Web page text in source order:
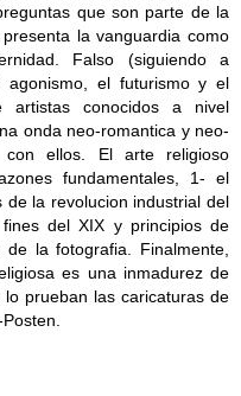
que son parte de la
la vanguardia como
Falso (siguiendo a
agonismo, el futurismo y el
conocidos a nivel
onda neo-romantica y neo-
ellos. El arte religioso
fundamentales, 1- el
la revolucion industrial del
del XIX y principios de
la fotografia. Finalmente,
es una inmadurez de
prueban las caricaturas de